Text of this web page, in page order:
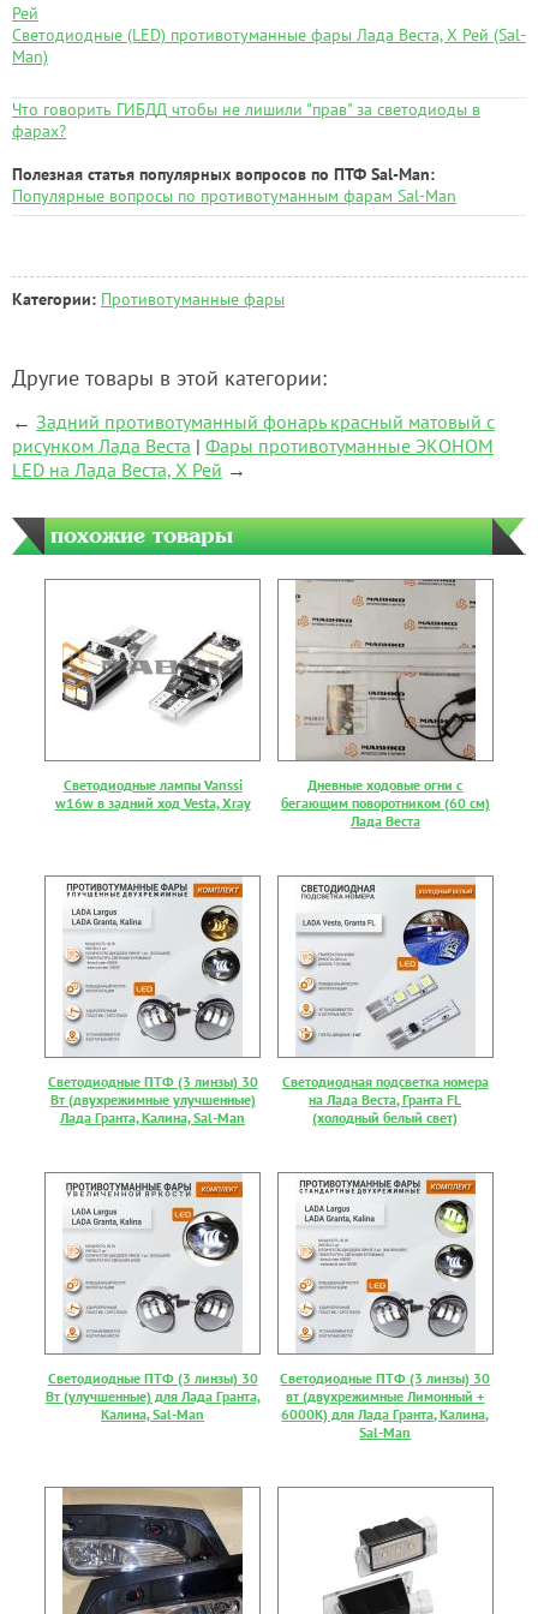
Рей
Светодиодные (LED) противотуманные фары Лада Веста, Х Рей (Sal-
Man)
Что говорить ГИБДД чтобы не лишили "прав" за светодиоды в
фарах?
Полезная статья популярных вопросов по ПТФ Sal-Man:
Популярные вопросы по противотуманным фарам Sal-Man
Категории: Противотуманные фары
Другие товары в этой категории:
← Задний противотуманный фонарь красный матовый с
рисунком Лада Веста | Фары противотуманные ЭКОНОМ
LED на Лада Веста, Х Рей →
похожие товары
Светодиодные лампы Vanssi
w16w в задний ход Vesta, Xray
Дневные ходовые огни с
бегающим поворотником (60 см)
Лада Веста
Светодиодные ПТФ (3 линзы) 30
Вт (двухрежимные улучшенные)
Лада Гранта, Калина, Sal-Man
Светодиодная подсветка номера
на Лада Веста, Гранта FL
(холодный белый свет)
Светодиодные ПТФ (3 линзы) 30
Вт (улучшенные) для Лада Гранта,
Калина, Sal-Man
Светодиодные ПТФ (3 линзы) 30
вт (двухрежимные Лимонный +
6000К) для Лада Гранта, Калина,
Sal-Man